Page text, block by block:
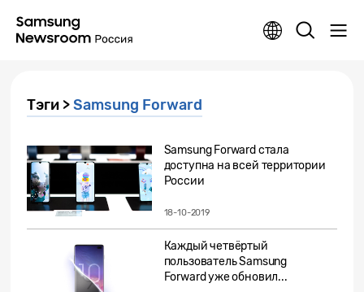
Тэги >Samsung Forward
Samsung Forward стала
доступна на всей территории
России
18-10-2019
Каждый четвёртый
пользователь Samsung
Forward уже обновил...